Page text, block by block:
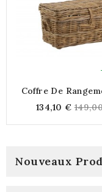
Coffre De
Pratique Pour
Votre Intérieur
134,10 €
price
Nouveaux